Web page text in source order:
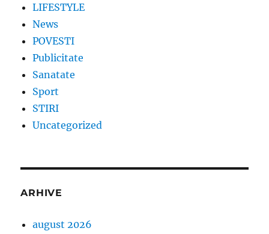
LIFESTYLE
News
POVESTI
Publicitate
Sanatate
Sport
STIRI
Uncategorized
ARHIVE
august 2026